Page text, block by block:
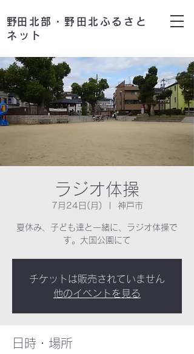
​野田北部・野田北ふるさと
ネット
ラジオ体操
7月24日(月) 神戸市
夏休み、子ども達と一緒に、ラジオ体操で
す。大国公園にて
チケットは販売されていません
他のイベントを見る
日時・場所